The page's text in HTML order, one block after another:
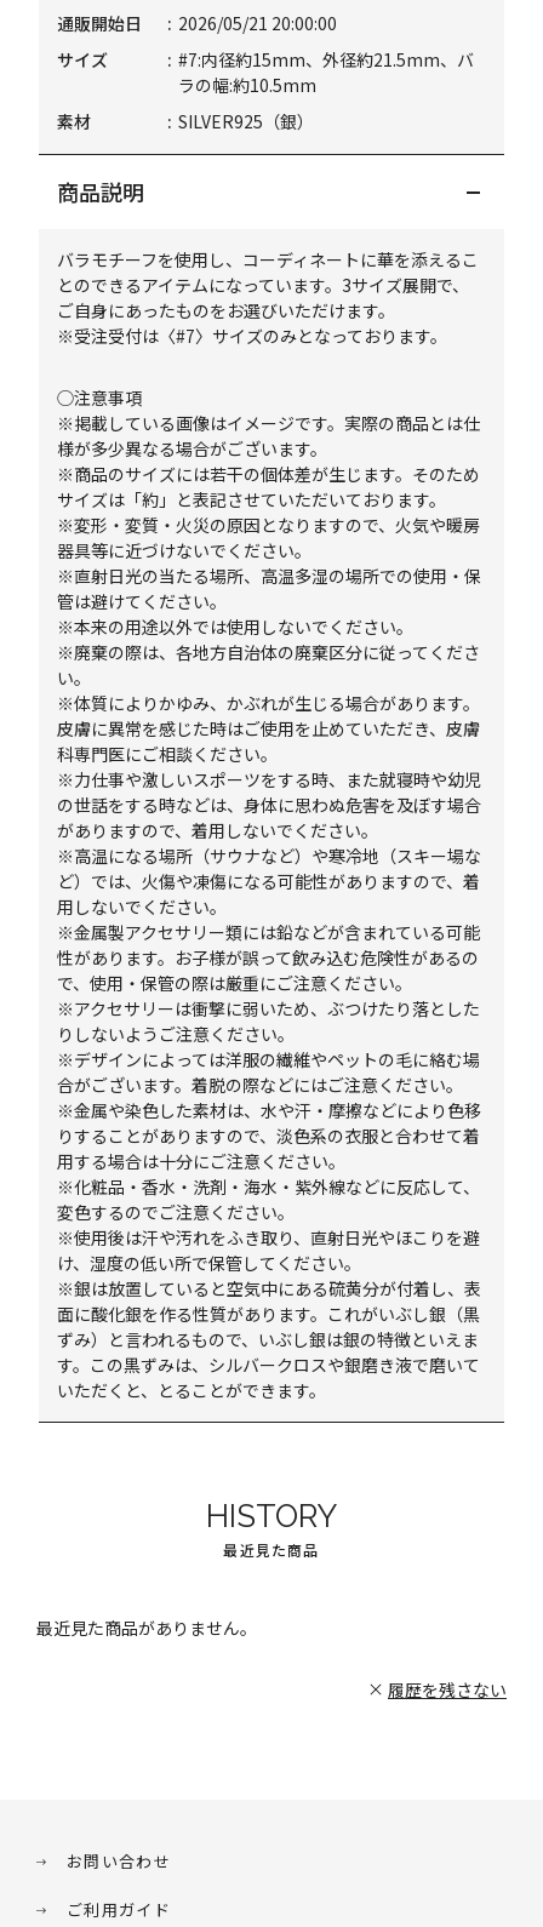
通販開始日
2026/05/21 20:00:00
サイズ
#7:内径約15mm、外径約21.5mm、バ
ラの幅:約10.5mm
素材
SILVER925（銀）
商品説明
バラモチーフを使用し、コーディネートに華を添えるこ
とのできるアイテムになっています。3サイズ展開で、
ご自身にあったものをお選びいただけます。
※受注受付は〈#7〉サイズのみとなっております。
◯注意事項
※掲載している画像はイメージです。実際の商品とは仕
様が多少異なる場合がございます。
※商品のサイズには若干の個体差が生じます。そのため
サイズは「約」と表記させていただいております。
※変形・変質・火災の原因となりますので、火気や暖房
器具等に近づけないでください。
※直射日光の当たる場所、高温多湿の場所での使用・保
管は避けてください。
※本来の用途以外では使用しないでください。
※廃棄の際は、各地方自治体の廃棄区分に従ってくださ
い。
※体質によりかゆみ、かぶれが生じる場合があります。
皮膚に異常を感じた時はご使用を止めていただき、皮膚
科専門医にご相談ください。
※力仕事や激しいスポーツをする時、また就寝時や幼児
の世話をする時などは、身体に思わぬ危害を及ぼす場合
がありますので、着用しないでください。
※高温になる場所（サウナなど）や寒冷地（スキー場な
ど）では、火傷や凍傷になる可能性がありますので、着
用しないでください。
※金属製アクセサリー類には鉛などが含まれている可能
性があります。お子様が誤って飲み込む危険性があるの
で、使用・保管の際は厳重にご注意ください。
※アクセサリーは衝撃に弱いため、ぶつけたり落とした
りしないようご注意ください。
※デザインによっては洋服の繊維やペットの毛に絡む場
合がございます。着脱の際などにはご注意ください。
※金属や染色した素材は、水や汗・摩擦などにより色移
りすることがありますので、淡色系の衣服と合わせて着
用する場合は十分にご注意ください。
※化粧品・香水・洗剤・海水・紫外線などに反応して、
変色するのでご注意ください。
※使用後は汗や汚れをふき取り、直射日光やほこりを避
け、湿度の低い所で保管してください。
※銀は放置していると空気中にある硫黄分が付着し、表
面に酸化銀を作る性質があります。これがいぶし銀（黒
ずみ）と言われるもので、いぶし銀は銀の特徴といえま
す。この黒ずみは、シルバークロスや銀磨き液で磨いて
いただくと、とることができます。
HISTORY
最近見た商品
最近見た商品がありません。
履歴を残さない
お問い合わせ
ご利用ガイド